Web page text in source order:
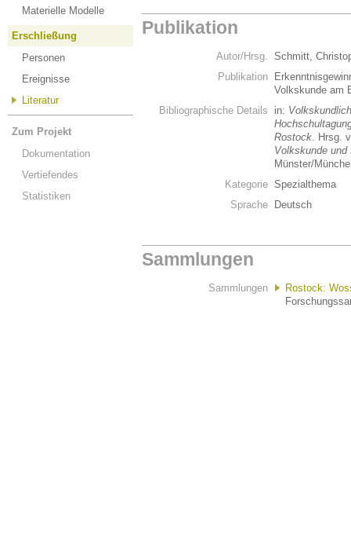
Materielle Modelle
Erschließung
Personen
Ereignisse
Literatur
Zum Projekt
Dokumentation
Vertiefendes
Statistiken
Publikation
Autor/Hrsg. Schmitt,
Publikation
Volkskunde am
Bibliographische Details
in:
Rostock. Hrsg.
Volkskunde
Münster/
Kategorie Spezialthema
Sprache
Deutsch
Sammlungen
Sammlungen
Rostock: